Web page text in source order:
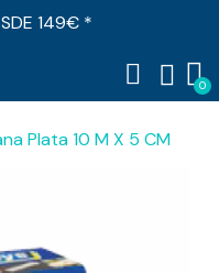
149€ *
Plata 10 M X 5 CM